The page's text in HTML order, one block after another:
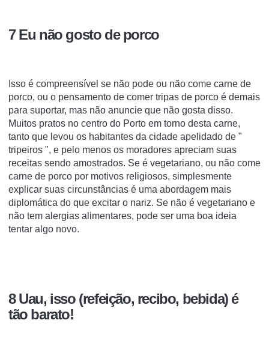
7 Eu não gosto de porco
Isso é compreensível se não pode ou não come carne de
porco, ou o pensamento de comer tripas de porco é demais
para suportar, mas não anuncie que não gosta disso.
Muitos pratos no centro do Porto em torno desta carne,
tanto que levou os habitantes da cidade apelidado de "
tripeiros ", e pelo menos os moradores apreciam suas
receitas sendo amostrados. Se é vegetariano, ou não come
carne de porco por motivos religiosos, simplesmente
explicar suas circunstâncias é uma abordagem mais
diplomática do que excitar o nariz. Se não é vegetariano e
não tem alergias alimentares, pode ser uma boa ideia
tentar algo novo.
8 Uau, isso (refeição, recibo, bebida) é
tão barato!